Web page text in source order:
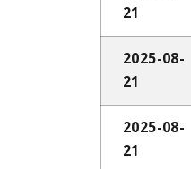
21
2025-08-
21
2025-08-
21